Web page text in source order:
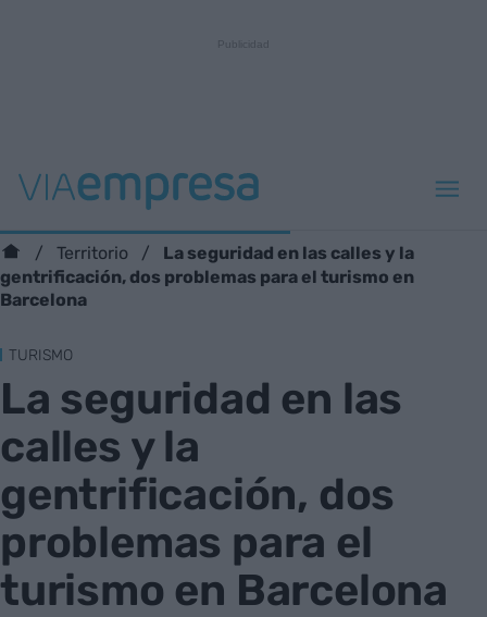
Territorio
La seguridad en las calles y la
gentrificación, dos problemas para el turismo en
Barcelona
TURISMO
La seguridad en las
calles y la
gentrificación, dos
problemas para el
turismo en Barcelona